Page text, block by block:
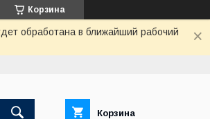
Корзина
обработана в ближайший рабочий
Корзина